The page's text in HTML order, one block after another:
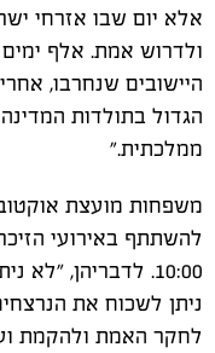
אלא יום שבו אזרחי
ולדרוש אמת. אלף
היישובים שנחרבו,
הגדול בתולדות
ממלכתית."
משפחות מועצת
להשתתף באירועי
ניתן לשכוח את
לחקר האמת ולהקמת